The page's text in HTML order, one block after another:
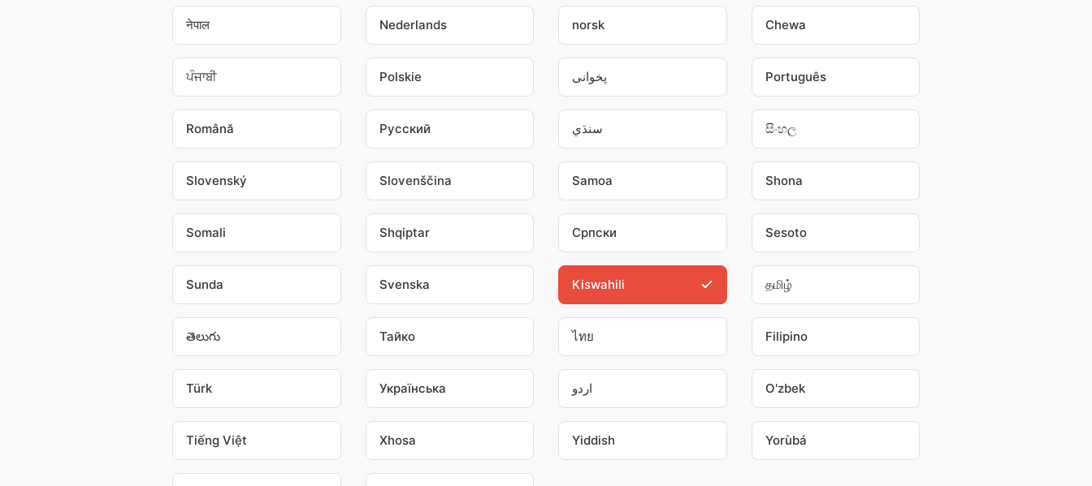
नेपाल Nederlands norsk Chewa
ਪੰਜਾਬੀ Polskie پخوانی Português
Română Pусский سنڌي සිංහල
Slovenský Slovenščina Samoa Shona
Somali Shqiptar Српски Sesoto
Sunda Svenska Kiswahili தமிழ்
తెలుగు Тайко ไทย Filipino
Türk Українська اردو O'zbek
Tiếng Việt Xhosa Yiddish Yorùbá